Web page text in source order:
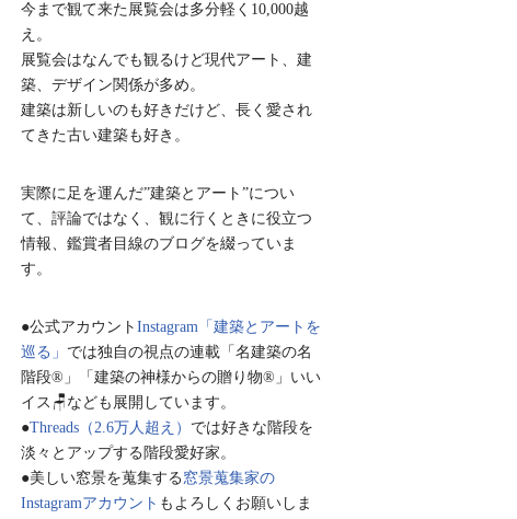
今まで観て来た展覧会は多分軽く10,000越
え。
展覧会はなんでも観るけど現代アート、建
築、デザイン関係が多め。
建築は新しいのも好きだけど、長く愛され
てきた古い建築も好き。
実際に足を運んだ”建築とアート”につい
て、評論ではなく、観に行くときに役立つ
情報、鑑賞者目線のブログを綴っていま
す。
●公式アカウント Instagram「建築とアートを
巡る」 では独自の視点の連載「名建築の名
階段®︎」「建築の神様からの贈り物®︎」いい
イス🪑なども展開しています。
●Threads（2.6万人超え） では好きな階段を
淡々とアップする階段愛好家。
●美しい窓景を蒐集する 窓景蒐集家の
Instagramアカウント もよろしくお願いしま